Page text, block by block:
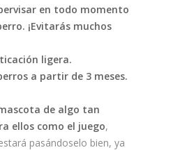
en todo momento
¡Evitarás muchos
ligera.
a partir de 3 meses.
de algo tan
ellos como el juego,
pasándoselo bien, ya